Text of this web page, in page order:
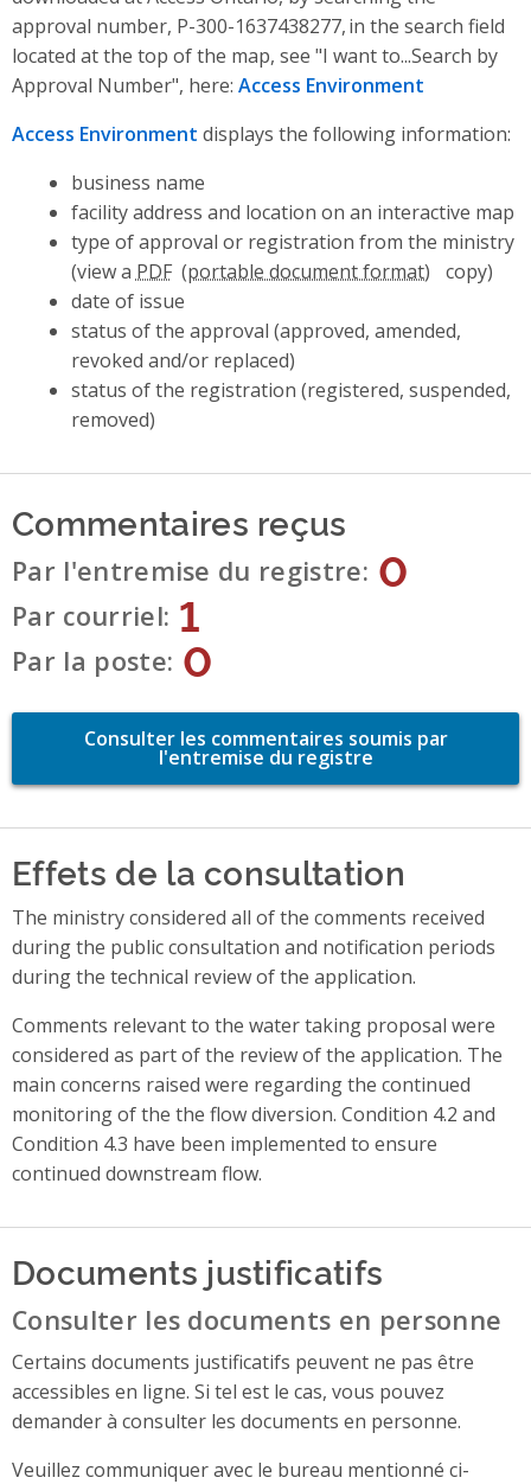
approval number, P-300-1637438277, in the search field
located at the top of the map, see "I want to...Search by
Approval Number", here: Access Environment
Access Environment displays the following information:
business name
facility address and location on an interactive map
type of approval or registration from the ministry
(view a PDF
copy)
date of issue
status of the approval (approved, amended,
revoked and/or replaced)
status of the registration (registered, suspended,
removed)
Commentaires reçus
Par l'entremise du registre 0
Par courriel 1
Par la poste 0
Consulter les commentaires soumis par
l'entremise du registre
Effets de la consultation
The ministry considered all of the comments received
during the public consultation and notification periods
during the technical review of the application.
Comments relevant to the water taking proposal were
considered as part of the review of the application. The
main concerns raised were regarding the continued
monitoring of the the flow diversion. Condition 4.2 and
Condition 4.3 have been implemented to ensure
continued downstream flow.
Documents justificatifs
Consulter les documents en personne
Certains documents justificatifs peuvent ne pas être
accessibles en ligne. Si tel est le cas, vous pouvez
demander à consulter les documents en personne.
Veuillez communiquer avec le bureau mentionné ci-